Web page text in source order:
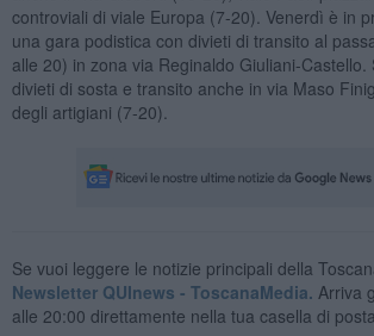
controviali di viale Europa (7-20). Venerdì è in
una gara podistica con divieti di transito al
alle 20) in zona via Reginaldo Giuliani-
divieti di sosta e transito anche in via Maso
degli artigiani (7-20).
Se vuoi leggere le notizie principali della
Newsletter QUInews - ToscanaMedia. Arriva
alle 20:00 direttamente nella tua casella di posta.